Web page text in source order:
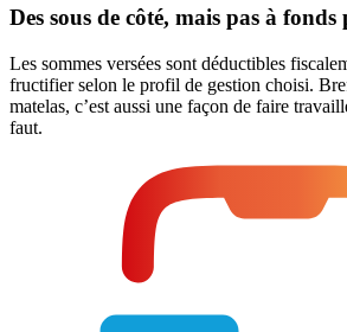
Des sous de côté, mais pas à fonds
Les sommes versées sont déductibles
fructifier selon le profil de gestion choisi.
matelas, c’est aussi une façon de faire
faut.